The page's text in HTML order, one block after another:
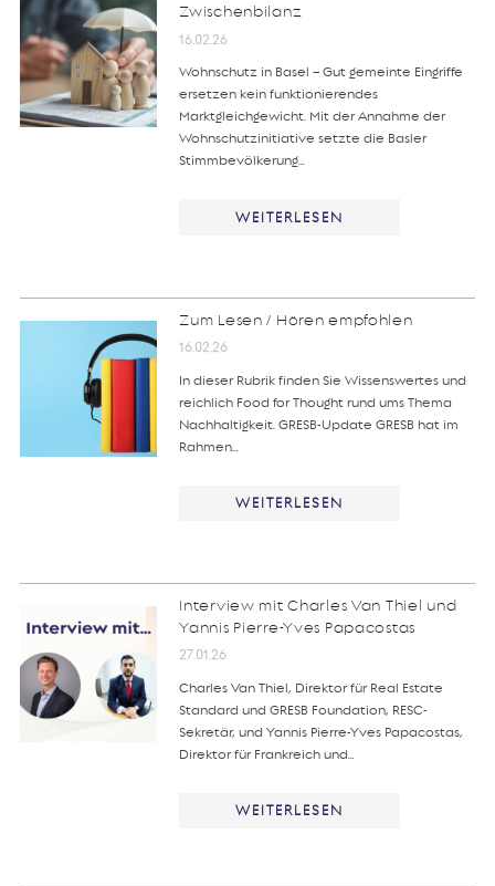
Zwischenbilanz
16.02.26
Wohnschutz in Basel – Gut gemeinte Eingriffe
ersetzen kein funktionierendes
Marktgleichgewicht. Mit der Annahme der
Wohnschutzinitiative setzte die Basler
Stimmbevölkerung…
WEITERLESEN
Zum Lesen / Hören empfohlen
16.02.26
In dieser Rubrik finden Sie Wissenswertes und
reichlich Food for Thought rund ums Thema
Nachhaltigkeit. GRESB-Update GRESB hat im
Rahmen…
WEITERLESEN
Interview mit Charles Van Thiel und
Yannis Pierre-Yves Papacostas
27.01.26
Charles Van Thiel, Direktor für Real Estate
Standard und GRESB Foundation, RESC-
Sekretär, und Yannis Pierre-Yves Papacostas,
Direktor für Frankreich und…
WEITERLESEN